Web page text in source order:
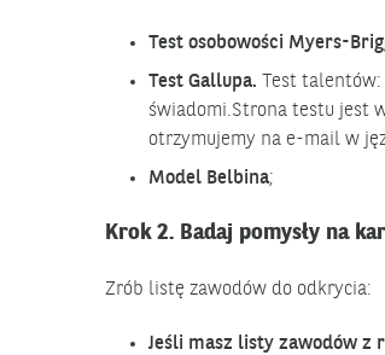
Test osobowości Myers-
Test Gallupa. Test
świadomi.Strona testu jest
otrzymujemy na e-mail w
Model Belbina;
Krok 2. Badaj pomysły na
Zrób listę zawodów do odkrycia:
Jeśli masz listy zawodów z